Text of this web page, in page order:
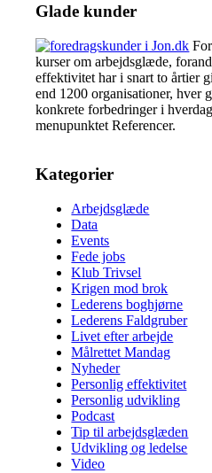
Glade kunder
kurser om arbejdsglæde,
effektivitet har i snart to årtier
end 1200 organisationer, hver
konkrete forbedringer i
menupunktet Referencer.
Kategorier
Arbejdsglæde
Data
Events
Fede jobs
Klub Trivsel
Krigen mod brok
Lederens boghjørne
Lederens Faldgruber
Livet efter arbejde
Målrettet Mandag
Nyheder
Personlig effektivitet
Personlig udvikling
Podcast
Tip til arbejdsglæden
Udvikling og ledelse
Video